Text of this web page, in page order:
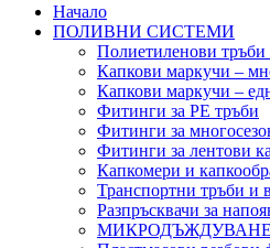
Начало
ПОЛИВНИ СИСТЕМИ
Полиетиленови тръби
Капкови маркучи –
Капкови маркучи –
Фитинги за PE тръби
Фитинги за
Фитинги за лентови
Капкомери и
Транспортни тръби и
Разпръсквачи за